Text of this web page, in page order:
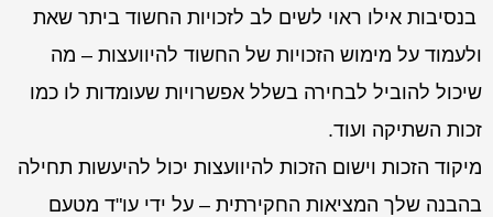
בנסיבות אילו ראוי לשים לב לזכויות החשוד ביתר שאת
ולעמוד על מימוש הזכויות של החשוד להיוועצות – מה
שיכול להוביל לבחירה בשלל אפשרויות שעומדות לו כמו
זכות השתיקה ועוד.
מיקוד הזכות וישום הזכות להיוועצות יכול להיעשות תחילה
בהבנה שלך המציאות החקירתית – על ידי עו"ד מטעם